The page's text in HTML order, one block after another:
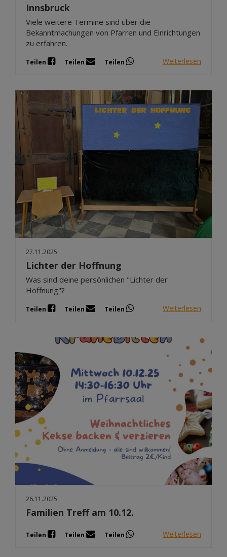
Innsbruck
Viele weitere Termine sind über die
Bekanntmachungen von Pfarren und Einrichtungen
zu erfahren.
Teilen Teilen Teilen Weiterlesen
27.11.2025
Lichter der Hoffnung
Was sind deine persönlichen "Lichter der
Hoffnung"?
Teilen Teilen Teilen Weiterlesen
26.11.2025
Familien Treff am 10.12.
Teilen Teilen Teilen Weiterlesen